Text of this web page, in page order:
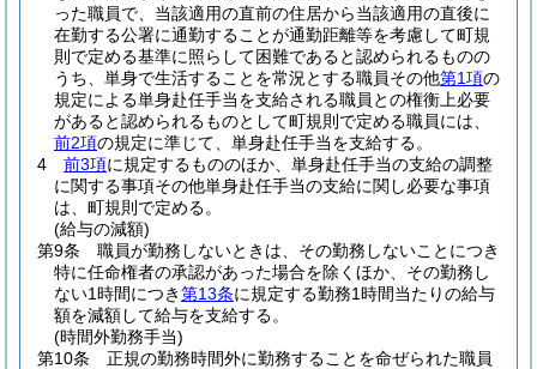
った職員で、当該適用の直前の住居から当該適用の直後に
在勤する公署に通勤することが通勤距離等を考慮して町規
則で定める基準に照らして困難であると認められるものの
うち、単身で生活することを常況とする職員その他第1項の
規定による単身赴任手当を支給される職員との権衡上必要
があると認められるものとして町規則で定める職員には、
前2項の規定に準じて、単身赴任手当を支給する。
4
前3項に規定するもののほか、単身赴任手当の支給の調整
に関する事項その他単身赴任手当の支給に関し必要な事項
は、町規則で定める。
(給与の減額)
第9条
職員が勤務しないときは、その勤務しないことにつき
特に任命権者の承認があった場合を除くほか、その勤務し
ない1時間につき第13条に規定する勤務1時間当たりの給与
額を減額して給与を支給する。
(時間外勤務手当)
第10条
正規の勤務時間外に勤務することを命ぜられた職員